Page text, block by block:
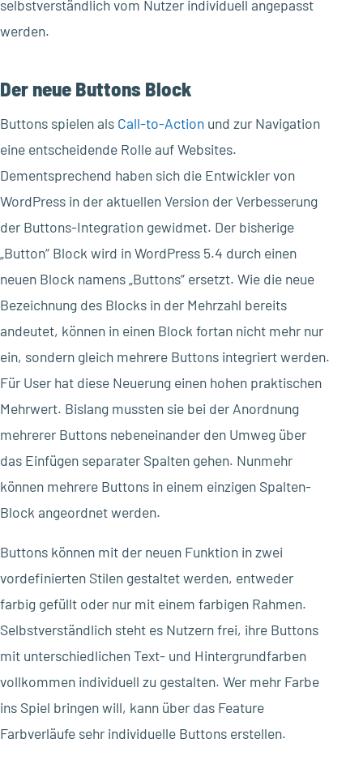
selbstverständlich vom Nutzer individuell angepasst
werden.
Der neue Buttons Block
Buttons spielen als Call-to-Action und zur Navigation
eine entscheidende Rolle auf Websites.
Dementsprechend haben sich die Entwickler von
WordPress in der aktuellen Version der Verbesserung
der Buttons-Integration gewidmet. Der bisherige
„Button“ Block wird in WordPress 5.4 durch einen
neuen Block namens „Buttons“ ersetzt. Wie die neue
Bezeichnung des Blocks in der Mehrzahl bereits
andeutet, können in einen Block fortan nicht mehr nur
ein, sondern gleich mehrere Buttons integriert werden.
Für User hat diese Neuerung einen hohen praktischen
Mehrwert. Bislang mussten sie bei der Anordnung
mehrerer Buttons nebeneinander den Umweg über
das Einfügen separater Spalten gehen. Nunmehr
können mehrere Buttons in einem einzigen Spalten-
Block angeordnet werden.
Buttons können mit der neuen Funktion in zwei
vordefinierten Stilen gestaltet werden, entweder
farbig gefüllt oder nur mit einem farbigen Rahmen.
Selbstverständlich steht es Nutzern frei, ihre Buttons
mit unterschiedlichen Text- und Hintergrundfarben
vollkommen individuell zu gestalten. Wer mehr Farbe
ins Spiel bringen will, kann über das Feature
Farbverläufe sehr individuelle Buttons erstellen.